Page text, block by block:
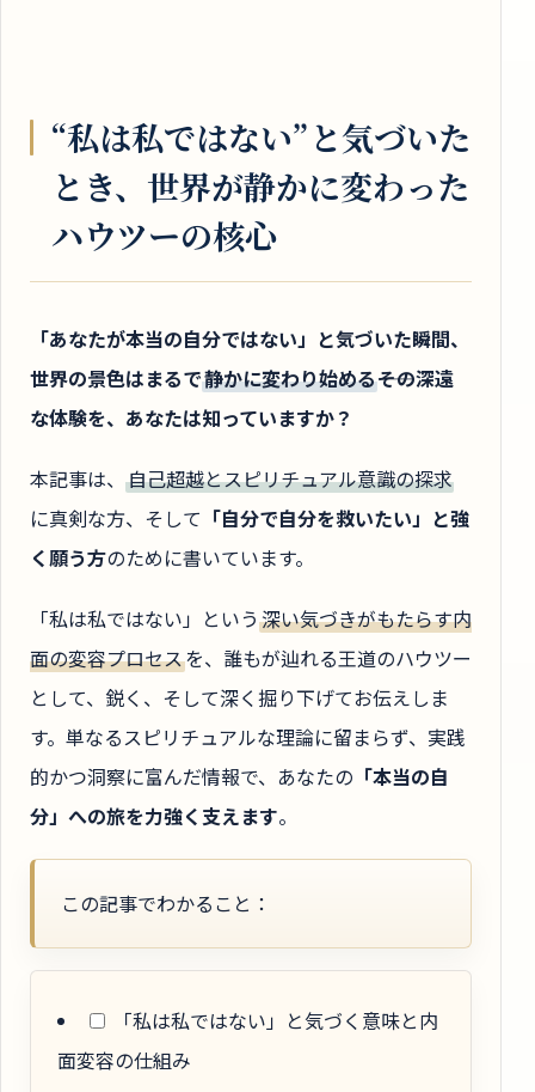
“私は私ではない”と気づいた
とき、世界が静かに変わった
ハウツーの核心
「あなたが本当の自分ではない」と気づいた瞬間、
世界の景色はまるで静かに変わり始める――その深遠
な体験を、あなたは知っていますか？
本記事は、 自己超越とスピリチュアル意識の探求
に真剣な方、そして 「自分で自分を救いたい」と強
く願う方のために書いています。
「私は私ではない」という深い気づきがもたらす内
面の変容プロセスを、誰もが辿れる王道のハウツー
として、鋭く、そして深く掘り下げてお伝えしま
す。単なるスピリチュアルな理論に留まらず、実践
的かつ洞察に富んだ情報で、あなたの 「本当の自
分」への旅を力強く支えます。
この記事でわかること：
「私は私ではない」と気づく意味と内
面変容の仕組み